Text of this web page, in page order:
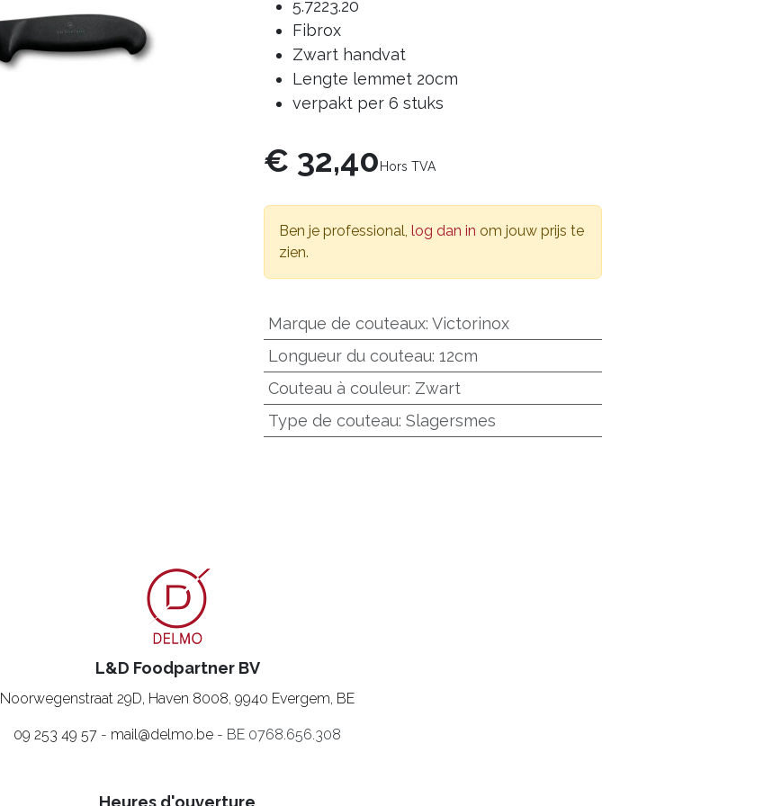
5.7223.20
Fibrox
Zwart handvat
Lengte lemmet 20cm
verpakt per 6 stuks
€ 32,40 Hors TVA
Ben je professional,log dan in om jouw prijs te
zien.
Marque de couteaux:Victorinox
Longueur du couteau:12cm
Couteau à couleur: Zwart
Type de couteau:Slagersmes
L&D Foodpartner BV
Noorwegenstraat 29D, Haven 8008, 9940 Evergem, BE
09 253 49 57 - mail@delmo.be - BE 0768.656.308
Heures d'ouverture